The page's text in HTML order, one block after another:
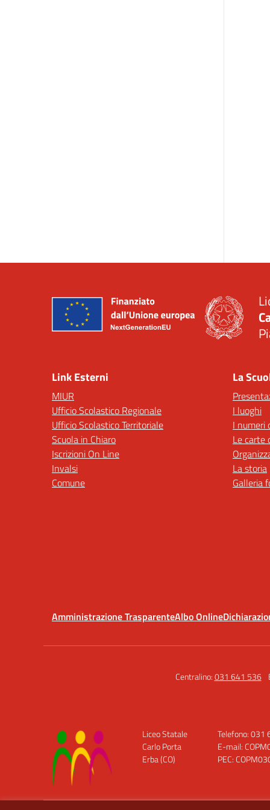
Link Esterni
MIUR
Ufficio Scolastico Regionale
Ufficio Scolastico Territoriale
Scuola in Chiaro
Iscrizioni On Line
Invalsi
Comune
La
I luoghi
I numeri
Le carte
La storia
Galleria
Amministrazione TrasparenteAlbo Online
Centralino:031 641 536
Liceo Statale
Carlo Porta
Erba (CO)
Telefono: 031
E-mail:
PEC: